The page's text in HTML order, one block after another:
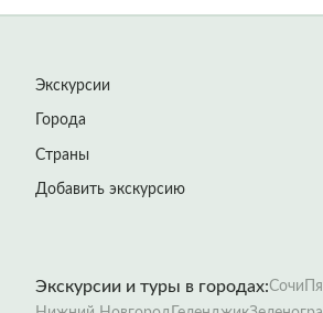
Экскурсии
Города
Страны
Добавить экскурсию
Экскурсии и туры в городах:Сочи